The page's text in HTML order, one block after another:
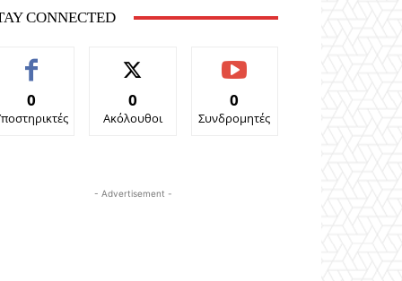
CONNECTED
0 0
Ακόλουθοι
0
Συνδρομητές
- Advertisement -